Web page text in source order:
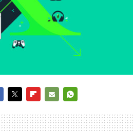
MAIL